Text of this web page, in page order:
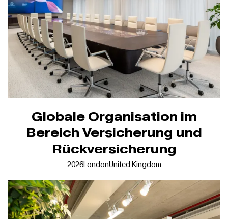
Globale Organisation im
Bereich Versicherung und
Rückversicherung
2026LondonUnited Kingdom